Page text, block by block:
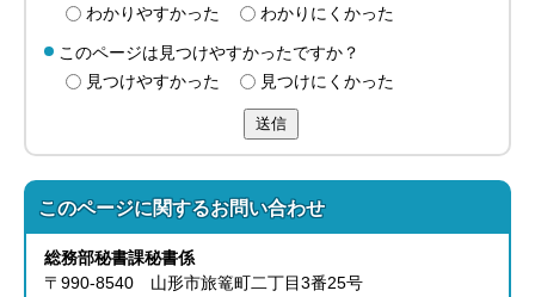
わかりやすかった
わかりにくかった
このページは見つけやすかったですか？
見つけやすかった
見つけにくかった
送信
このページに関するお問い合わせ
総務部秘書課秘書係
〒990-8540 山形市旅篭町二丁目3番25号